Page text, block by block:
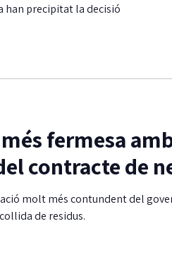
han precipitat la decisió
fermesa
contracte de
molt més contundent del
de residus.